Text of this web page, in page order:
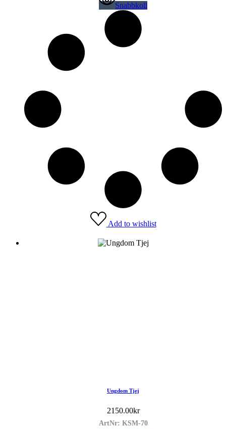
Snabbkoll
Add to wishlist
Ungdom Tjej
2150.00kr
ArtNr: KSM-70